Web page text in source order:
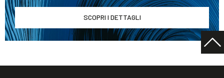
SCOPRI I DETTAGLI